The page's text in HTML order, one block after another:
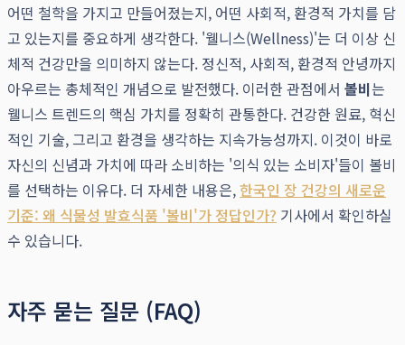
어떤 철학을 가지고 만들어졌는지, 어떤 사회적, 환경적 가치를 담
고 있는지를 중요하게 생각한다. '웰니스(Wellness)'는 더 이상 신
체적 건강만을 의미하지 않는다. 정신적, 사회적, 환경적 안녕까지
아우르는 총체적인 개념으로 발전했다. 이러한 관점에서 볼비는
웰니스 트렌드의 핵심 가치를 정확히 관통한다. 건강한 원료, 혁신
적인 기술, 그리고 환경을 생각하는 지속가능성까지. 이것이 바로
자신의 신념과 가치에 따라 소비하는 '의식 있는 소비자'들이 볼비
를 선택하는 이유다. 더 자세한 내용은,한국인 장 건강의 새로운
기준: 왜 식물성 발효식품 '볼비'가 정답인가? 기사에서 확인하실
수 있습니다.
자주 묻는 질문 (FAQ)